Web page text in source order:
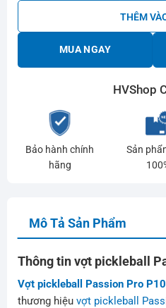
THÊM
MUA NGAY
HVShop
Bảo hành chính
hãng
Sản
Mô Tả Sản Phẩm
Thông tin vợt pickleball
Vợt pickleball Passion Pro
thương hiệu vợt pickleball